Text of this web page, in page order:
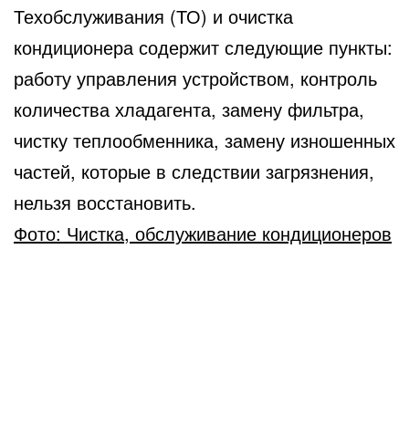
Техобслуживания (ТО) и очистка
кондиционера содержит следующие пункты:
работу управления устройством, контроль
количества хладагента, замену фильтра,
чистку теплообменника, замену изношенных
частей, которые в следствии загрязнения,
нельзя восстановить.
Фото: Чистка, обслуживание кондиционеров